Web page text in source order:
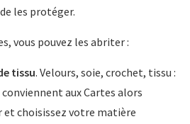
les protéger.
vous pouvez les abriter :
tissu. Velours, soie, crochet, tissu :
aux Cartes alors
choisissez votre matière